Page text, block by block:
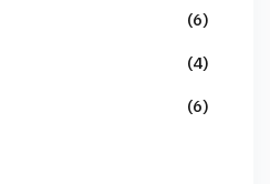
(6)
(4)
(6)